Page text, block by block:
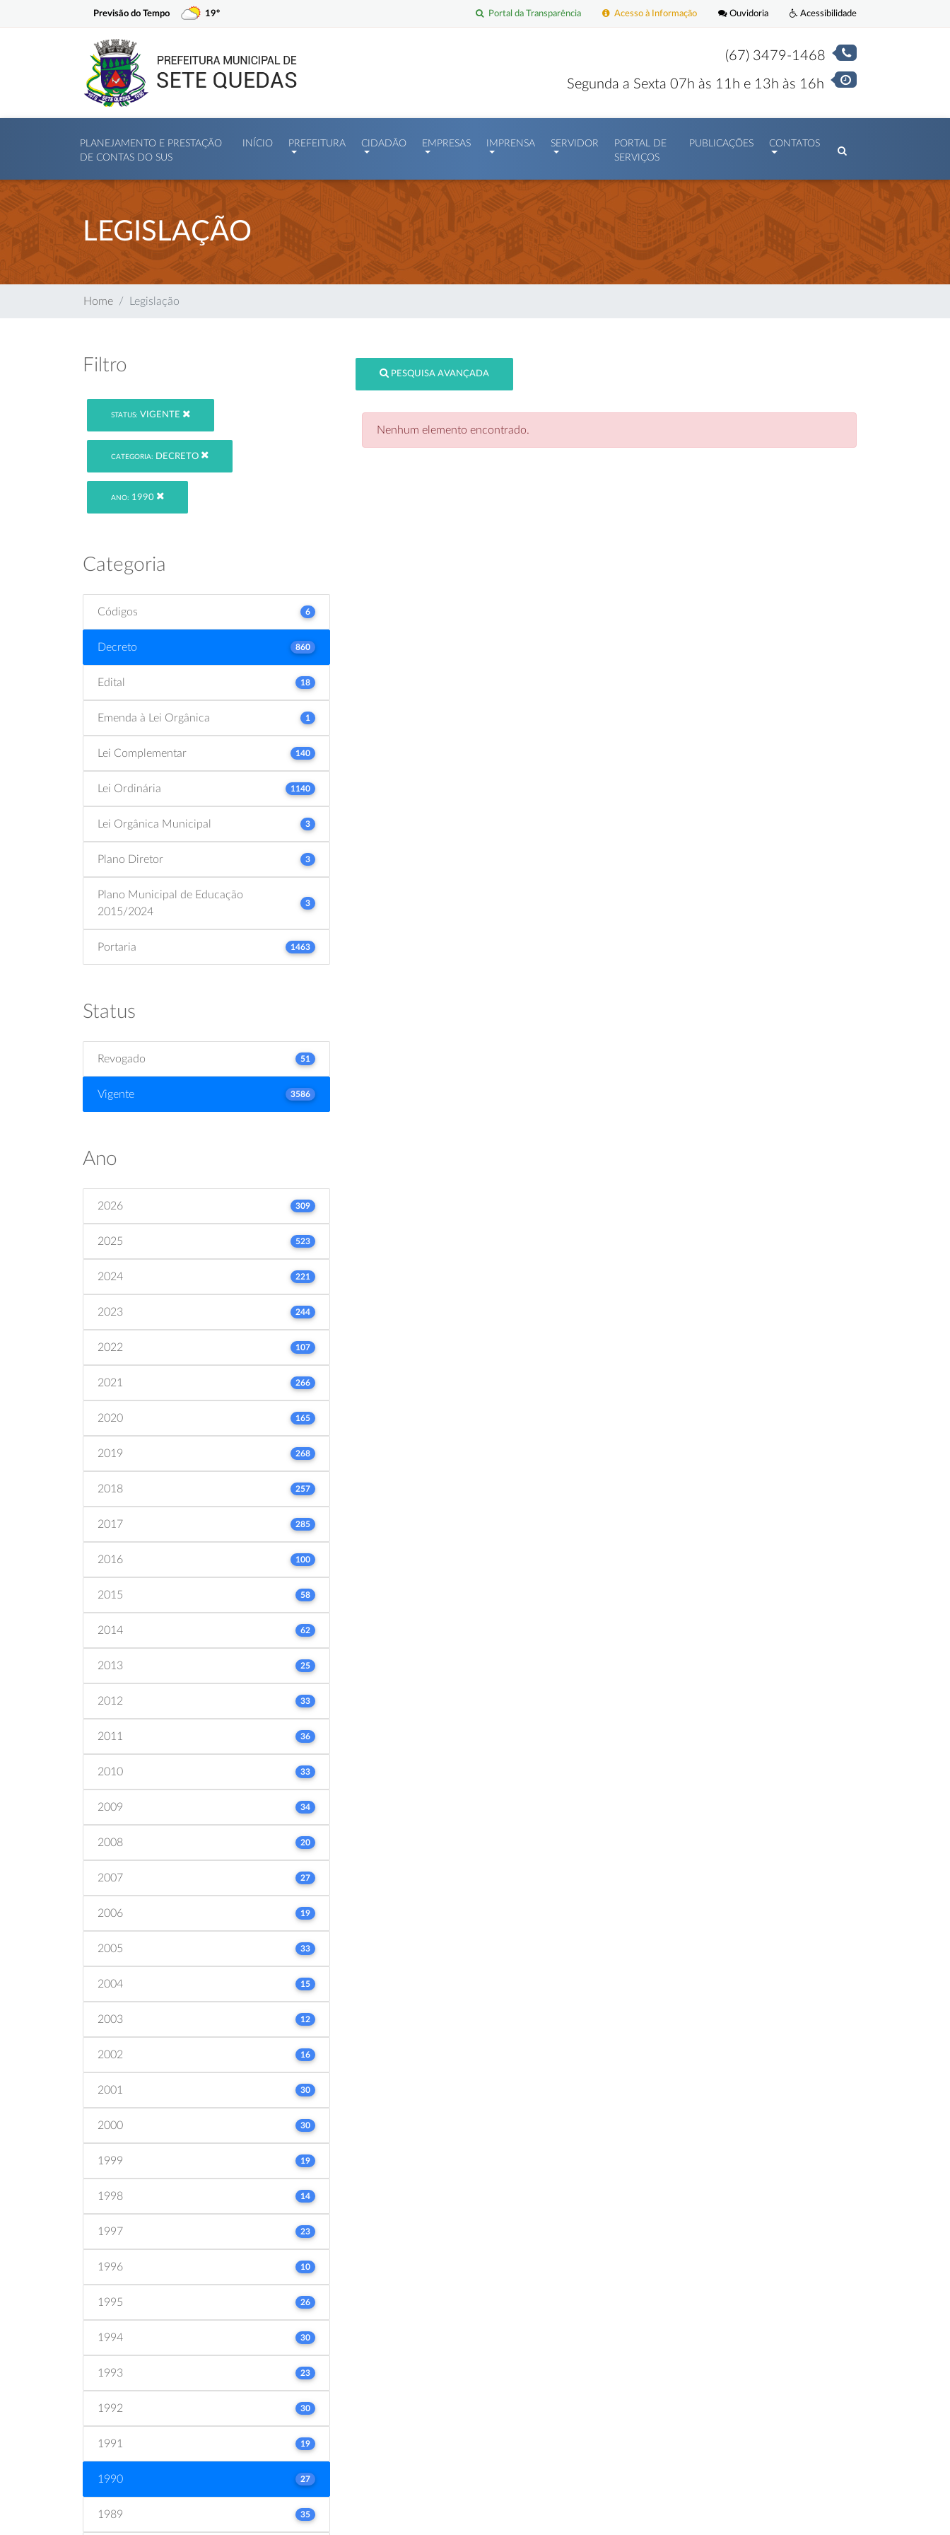
Previsão do Tempo 19º Acessibilidade
Ouvidoria
Acesso à Informação
Portal da Transparência
(67) 3479-1468
Segunda a Sexta 07h às 11h e 13h às 16h
PLANEJAMENTO E PRESTAÇÃO
DE CONTAS DO SUS
INÍCIO PREFEITURA CIDADÃO EMPRESAS IMPRENSA SERVIDOR
PORTAL DE
SERVIÇOS
PUBLICAÇÕES CONTATOS
LEGISLAÇÃO
Home Legislação
Filtro
STATUS: VIGENTE
CATEGORIA: DECRETO
ANO: 1990
Categoria
Códigos 6
Decreto 860
Edital 18
Emenda à Lei Orgânica 1
Lei Complementar 140
Lei Ordinária 1140
Lei Orgânica Municipal 3
Plano Diretor 3
Plano Municipal de Educação
2015/2024
3
Portaria 1463
Status
Revogado 51
Vigente 3586
Ano
2026 309
2025 523
2024 221
2023 244
2022 107
2021 266
2020 165
2019 268
2018 257
2017 285
2016 100
2015 58
2014 62
2013 25
2012 33
2011 36
2010 33
2009 34
2008 20
2007 27
2006 19
2005 33
2004 15
2003 12
2002 16
2001 30
2000 30
1999 19
1998 14
1997 23
1996 10
1995 26
1994 30
1993 23
1992 30
1991 19
1990 27
1989 35
PESQUISA AVANÇADA
Nenhum elemento encontrado.